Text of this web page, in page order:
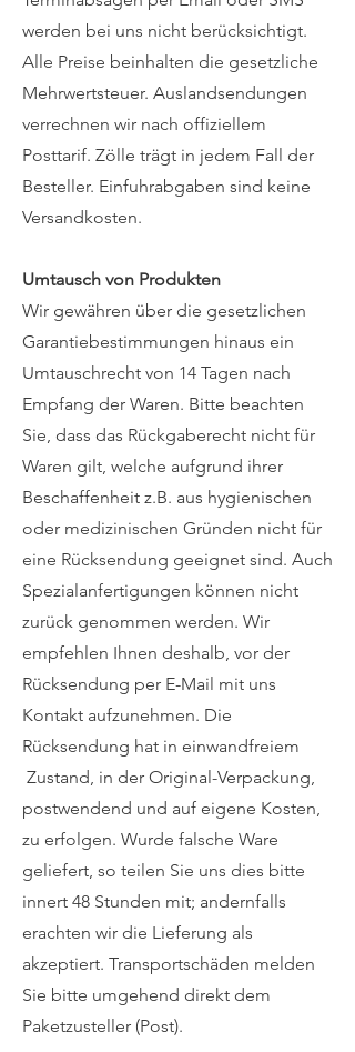
werden bei uns nicht berücksichtigt.
Alle Preise beinhalten die gesetzliche
Mehrwertsteuer. Auslandsendungen
verrechnen wir nach offiziellem
Posttarif. Zölle trägt in jedem Fall der
Besteller. Einfuhrabgaben sind keine
Versandkosten.
Umtausch von Produkten
Wir gewähren über die gesetzlichen
Garantiebestimmungen hinaus ein
Umtauschrecht von 14 Tagen nach
Empfang der Waren. Bitte beachten
Sie, dass das Rückgaberecht nicht für
Waren gilt, welche aufgrund ihrer
Beschaffenheit z.B. aus hygienischen
oder medizinischen Gründen nicht für
eine Rücksendung geeignet sind. Auch
Spezialanfertigungen können nicht
zurück genommen werden. Wir
empfehlen Ihnen deshalb, vor der
Rücksendung per E-Mail mit uns
Kontakt aufzunehmen. Die
Rücksendung hat in einwandfreiem
Zustand, in der Original-Verpackung,
postwendend und auf eigene Kosten,
zu erfolgen. Wurde falsche Ware
geliefert, so teilen Sie uns dies bitte
innert 48 Stunden mit; andernfalls
erachten wir die Lieferung als
akzeptiert. Transportschäden melden
Sie bitte umgehend direkt dem
Paketzusteller (Post).